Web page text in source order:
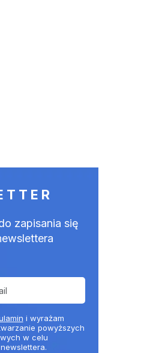
zapisania się
i wyrażam
powyższych
w celu